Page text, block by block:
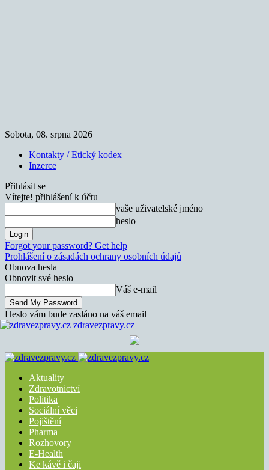
Sobota, 08. srpna 2026
Kontakty / Etický kodex
Inzerce
Přihlásit se
Vítejte! přihlášení k účtu
vaše uživatelské jméno
heslo
Forgot your password? Get help
Prohlášení o zásadách ochrany osobních údajů
Obnova hesla
Obnovit své heslo
Váš e-mail
Heslo vám bude zasláno na váš email
zdravezpravy.cz
Aktuality
Zdravotnictví
Politika
Sociální věci
Pojištění
Pharma
Rozhovory
E-Health
Ke kávě i čaji